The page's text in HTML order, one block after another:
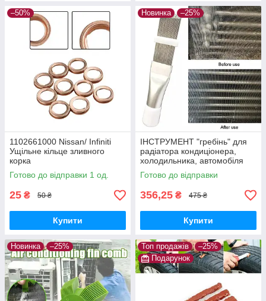
–50%
1102661000 Nissan/ Infiniti
Ущільне кільце зливного
корка
Готово до відправки 1 од.
25 ₴ 50 ₴
Купити
Новинка –25%
ІНСТРУМЕНТ "гребінь" для
радіатора кондиціонера,
холодильника, автомобіля
(очищення, ремонт)
Готово до відправки
356,25 ₴ 475 ₴
Купити
Новинка –25% Топ продажів
–25%
Подарунок